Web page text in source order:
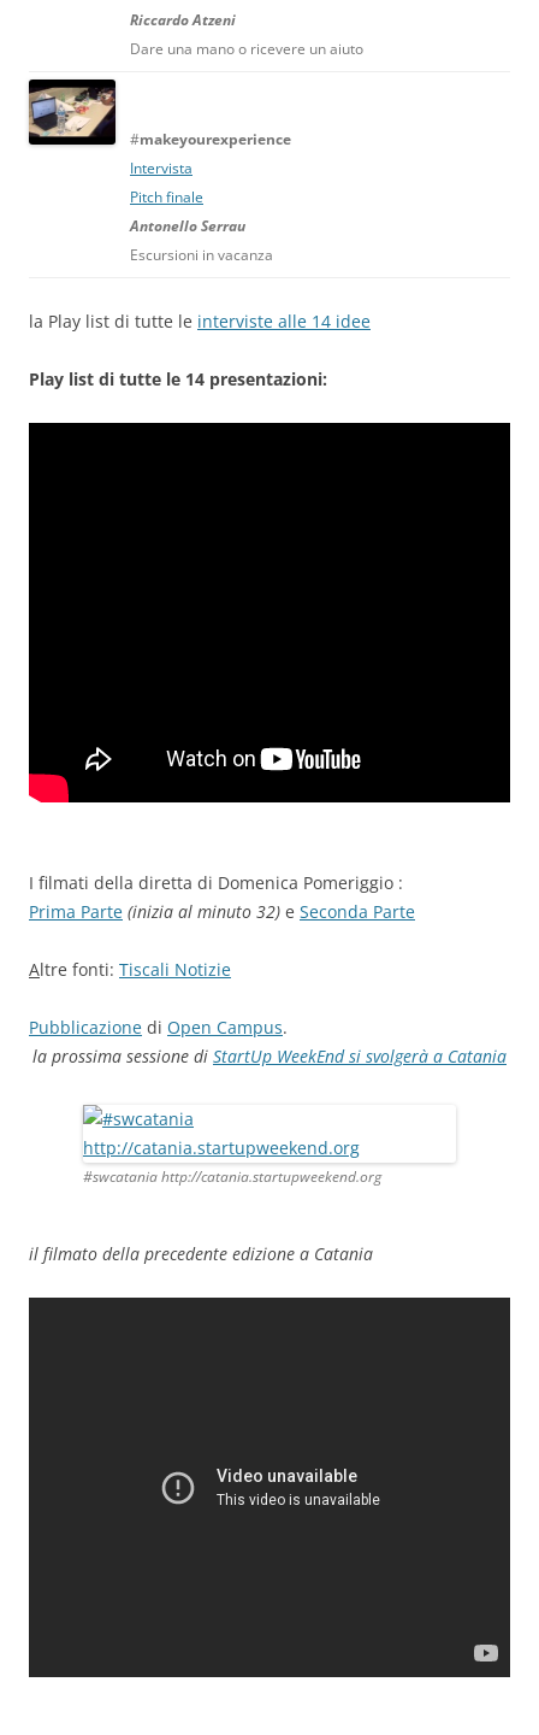
Riccardo Atzeni
Dare una mano o ricevere un aiuto
#makeyourexperience
Intervista
Pitch finale
Antonello Serrau
Escursioni in vacanza
la Play list di tutte le interviste alle 14 idee
Play list di tutte le 14 presentazioni:
I filmati della diretta di Domenica Pomeriggio :
Prima Parte (inizia al minuto 32) e Seconda Parte
Altre fonti: Tiscali Notizie
Pubblicazione di Open Campus.
la prossima sessione di StartUp WeekEnd si svolgerà a Catania
#swcatania http://catania.startupweekend.org
il filmato della precedente edizione a Catania